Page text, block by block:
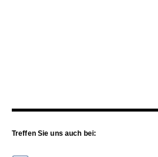
Treffen Sie uns auch bei: